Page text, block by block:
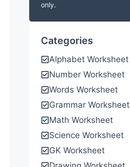
only.
Categories
Alphabet Worksheet
Number Worksheet
Words Worksheet
Grammar Worksheet
Math Worksheet
Science Worksheet
GK Worksheet